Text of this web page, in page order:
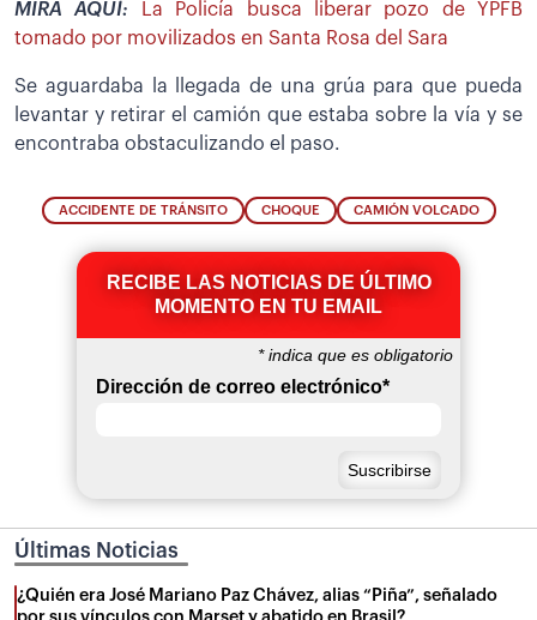
MIRA AQUÍ:
La Policía busca liberar pozo de YPFB
tomado por movilizados en Santa Rosa del Sara
Se aguardaba la llegada de una grúa para que pueda
levantar y retirar el camión que estaba sobre la vía y se
encontraba obstaculizando el paso.
ACCIDENTE DE TRÁNSITO CHOQUE CAMIÓN VOLCADO
RECIBE LAS NOTICIAS DE ÚLTIMO
MOMENTO EN TU EMAIL
*indica que es obligatorio
Dirección de correo electrónico*
Últimas Noticias
¿Quién era José Mariano Paz Chávez, alias “Piña”, señalado